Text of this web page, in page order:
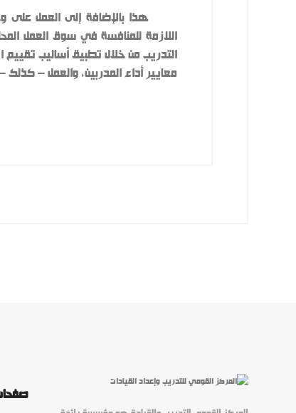
هذا بالإضافة إلى العمل على
اللازمة للمنافسة في سوق العمل
التدريب من خلال تطبيق أساليب تقييم
معايير أداء المدربين، والعمل –